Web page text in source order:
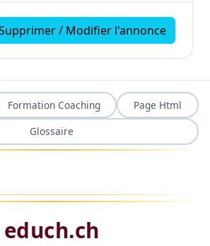
/ Modifier l'annonce
Formation Coaching
Page Html
Glossaire
educh.ch